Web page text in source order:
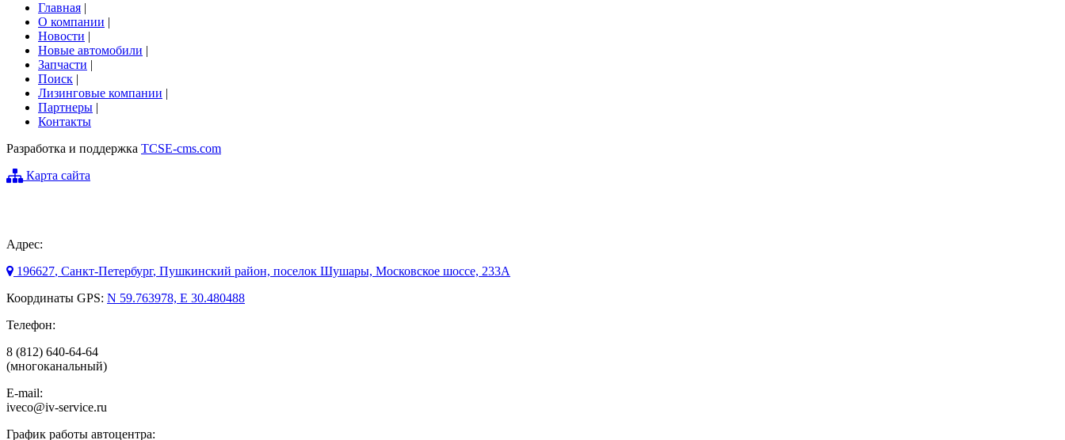
Главная |
О компании |
Новости |
Новые автомобили |
Запчасти |
Поиск |
Лизинговые компании |
Партнеры |
Контакты
Разработка и поддержка TCSE-cms.com
Карта сайта
Адрес:
196627, Санкт-Петербург, Пушкинский район, поселок Шушары, Московское шоссе, 233А
Координаты GPS: N 59.763978, E 30.480488
Телефон:
8 (812) 640-64-64
(многоканальный)
E-mail:
iveco@iv-service.ru
График работы автоцентра: